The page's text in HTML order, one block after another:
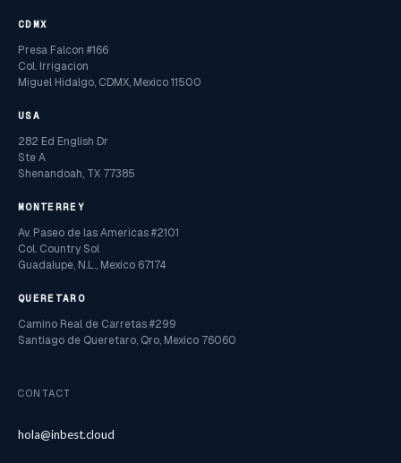
CDMX
Presa Falcon #166
Col. Irrigacion
Miguel Hidalgo, CDMX, Mexico 11500
USA
282 Ed English Dr
Ste A
Shenandoah, TX 77385
MONTERREY
Av. Paseo de las Americas #2101
Col. Country Sol
Guadalupe, N.L., Mexico 67174
QUERETARO
Camino Real de Carretas #299
Santiago de Queretaro, Qro, Mexico 76060
CONTACT
hola@inbest.cloud